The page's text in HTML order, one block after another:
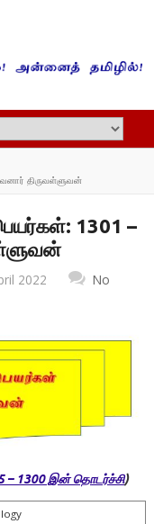
திருவள்ளுவன்
1301 –
2022
No
– 1300 இன் தொடர்ச்சி)